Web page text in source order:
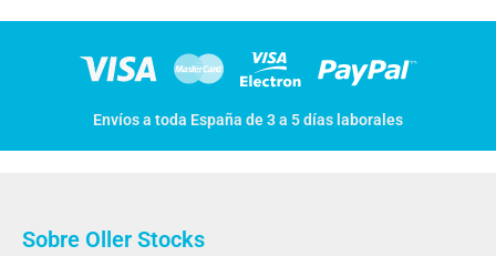
Envíos a toda España de 3 a 5 días laborales
Sobre Oller Stocks